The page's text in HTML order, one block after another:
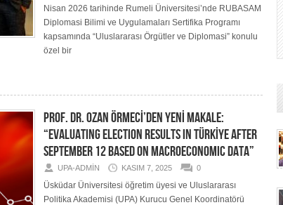
Nisan 2026 tarihinde Rumeli Üniversitesi’nde RUBASAM
Diplomasi Bilimi ve Uygulamaları Sertifika Programı
kapsamında “Uluslararası Örgütler ve Diplomasi” konulu
özel bir
PROF. DR. OZAN ÖRMECİ’DEN YENİ MAKALE:
“EVALUATING ELECTION RESULTS IN TÜRKİYE AFTER
SEPTEMBER 12 BASED ON MACROECONOMIC DATA”
UPA-ADMIN KASIM 7, 2025 0
Üsküdar Üniversitesi öğretim üyesi ve Uluslararası
Politika Akademisi (UPA) Kurucu Genel Koordinatörü